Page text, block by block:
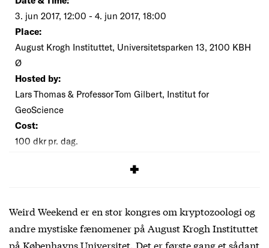
3. jun 2017, 12:00 - 4. jun 2017, 18:00
Place:
August Krogh Instituttet, Universitetsparken 13, 2100 KBH
Ø
Hosted by:
Lars Thomas & Professor Tom Gilbert, Institut for
GeoScience
Cost:
100 dkr pr. dag.
Weird Weekend er en stor kongres om kryptozoologi og
andre mystiske fænomener på August Krogh Instituttet
på Københavns Universitet. Det er første gang et sådant